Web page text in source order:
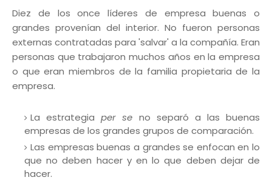
Diez de los once líderes de empresa buenas o
grandes provenían del interior. No fueron personas
externas contratadas para 'salvar' a la compañía. Eran
personas que trabajaron muchos años en la empresa
o que eran miembros de la familia propietaria de la
empresa.
La estrategiaper se no separó a las buenas
empresas de los grandes grupos de comparación.
Las empresas buenas a grandes se enfocan en lo
que no deben hacer y en lo que deben dejar de
hacer.